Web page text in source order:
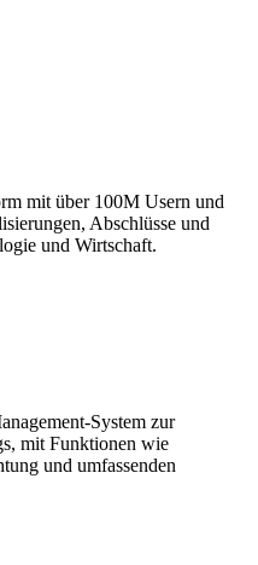
um mit den neuesten
Schritt zu halten.
Lernen ansprechend und
leicht zugänglich und
Spektrum von
mit über 100M Usern und
Abschlüsse und
und Wirtschaft.
System zur
mit Funktionen wie
und umfassenden